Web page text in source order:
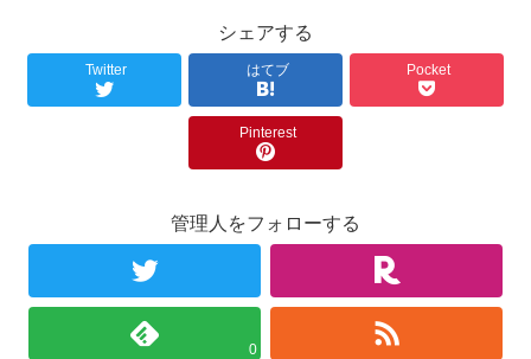
シェアする
Twitter はてブ Pocket
Pinterest
管理人をフォローする
0